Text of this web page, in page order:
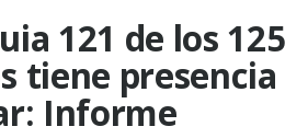
121 de los 125
tiene presencia
Informe